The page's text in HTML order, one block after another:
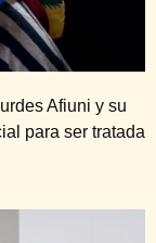
Afiuni y su
para ser tratada